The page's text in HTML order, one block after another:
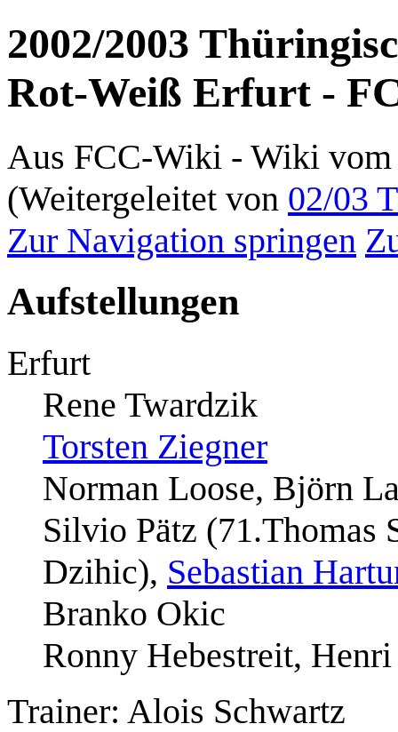
2002/2003
Rot-Weiß Erfurt -
Aus FCC-Wiki - Wiki vom
(Weitergeleitet von 02/03
Zur Navigation springen
Aufstellungen
Erfurt
Rene Twardzik
Torsten Ziegner
Norman Loose, Björn
Silvio Pätz (71.Thomas
Dzihic), Sebastian
Branko Okic
Ronny Hebestreit,
Trainer: Alois Schwartz